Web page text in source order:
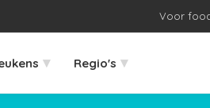
Voor
▾ Regio's ▾